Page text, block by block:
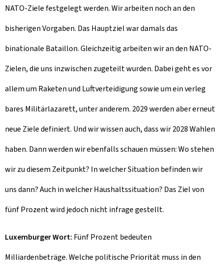
NATO-Ziele festgelegt werden. Wir arbeiten noch an den
bisherigen Vorgaben. Das Hauptziel war damals das
binationale Bataillon. Gleichzeitig arbeiten wir an den NATO-
Zielen, die uns inzwischen zugeteilt wurden. Dabei geht es vor
allem um Raketen und Luftverteidigung sowie um ein verleg
bares Militärlazarett, unter anderem. 2029 werden aber erneut
neue Ziele definiert. Und wir wissen auch, dass wir 2028 Wahlen
haben. Dann werden wir ebenfalls schauen müssen: Wo stehen
wir zu diesem Zeitpunkt? In welcher Situation befinden wir
uns dann? Auch in welcher Haushaltssituation? Das Ziel von
fünf Prozent wird jedoch nicht infrage gestellt.
Luxemburger Wort: Fünf Prozent bedeuten
Milliardenbeträge. Welche politische Priorität muss in den